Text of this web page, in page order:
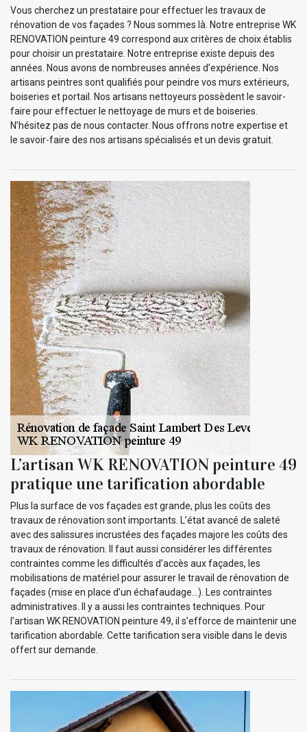
Vous cherchez un prestataire pour effectuer les travaux de
rénovation de vos façades ? Nous sommes là. Notre entreprise WK
RENOVATION peinture 49 correspond aux critères de choix établis
pour choisir un prestataire. Notre entreprise existe depuis des
années. Nous avons de nombreuses années d’expérience. Nos
artisans peintres sont qualifiés pour peindre vos murs extérieurs,
boiseries et portail. Nos artisans nettoyeurs possèdent le savoir-
faire pour effectuer le nettoyage de murs et de boiseries.
N’hésitez pas de nous contacter. Nous offrons notre expertise et
le savoir-faire des nos artisans spécialisés et un devis gratuit.
L’artisan WK RENOVATION peinture 49
pratique une tarification abordable
Plus la surface de vos façades est grande, plus les coûts des
travaux de rénovation sont importants. L’état avancé de saleté
avec des salissures incrustées des façades majore les coûts des
travaux de rénovation. Il faut aussi considérer les différentes
contraintes comme les difficultés d’accès aux façades, les
mobilisations de matériel pour assurer le travail de rénovation de
façades (mise en place d’un échafaudage…). Les contraintes
administratives. Il y a aussi les contraintes techniques. Pour
l’artisan WK RENOVATION peinture 49, il s’efforce de maintenir une
tarification abordable. Cette tarification sera visible dans le devis
offert sur demande.